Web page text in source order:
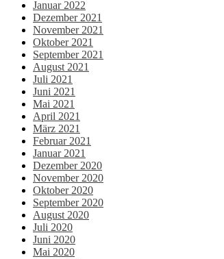
Januar 2022
Dezember 2021
November 2021
Oktober 2021
September 2021
August 2021
Juli 2021
Juni 2021
Mai 2021
April 2021
März 2021
Februar 2021
Januar 2021
Dezember 2020
November 2020
Oktober 2020
September 2020
August 2020
Juli 2020
Juni 2020
Mai 2020